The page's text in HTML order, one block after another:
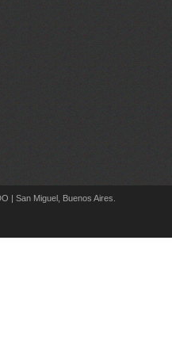
| San Miguel, Buenos Aires.